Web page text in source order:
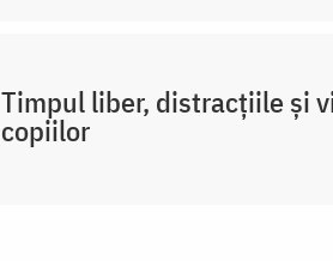
Timpul liber, distracțiile și
copiilor